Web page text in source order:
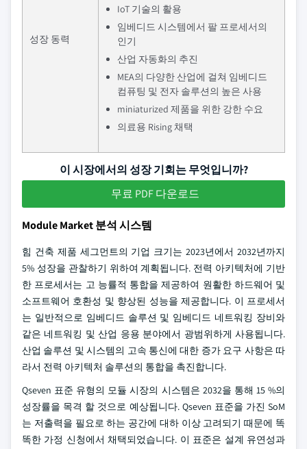
성장 동력
IoT 기술의 활용
임베디드 시스템에서 팔 프로세서의
인기
산업 자동화의 추진
MEA의 다양한 산업에 걸쳐 임베디드
컴퓨팅 및 전자 솔루션의 높은 사용
miniaturized 제품을 위한 강한 수요
의료용 Rising 채택
이 시장에서의 성장 기회는 무엇입니까?
무료 PDF 다운로드
Module Market 분석 시스템
힘 건축 제품 세그먼트의 기업 크기는 2023년에서 2032년까지
5% 성장을 관찰하기 위하여 계획됩니다. 전력 아키텍처에 기반
한 프로세서는 고 능률적 통합을 제공하여 원활한 하드웨어 및
소프트웨어 호환성 및 향상된 성능을 제공합니다. 이 프로세서
는 일반적으로 임베디드 솔루션 및 임베디드 네트워킹 장비와
같은 네트워킹 및 산업 응용 분야에서 광범위하게 사용됩니다.
산업 솔루션 및 시스템의 고속 통신에 대한 증가 요구 사항은 따
라서 전력 아키텍처 솔루션의 통합을 촉진합니다.
Qseven 표준 유형의 모듈 시장의 시스템은 2032을 통해 15 %의
성장률을 목격 할 것으로 예상됩니다. Qseven 표준을 가진 SoM
는 저출력을 필요로 하는 공간에 대하 이상 고려되기 때문에 똑
똑한 가정 신청에서 채택되었습니다. 이 표준은 설계 유연성과